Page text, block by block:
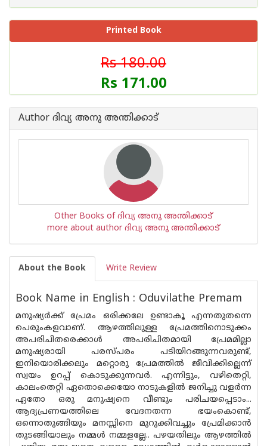
Printed Book
Rs 180.00
Rs 171.00
Author ദിവ്യ അനു അന്തിക്കാട്
Other Books of ദിവ്യ അനു അന്തിക്കാട്
more about author ദിവ്യ അനു അന്തിക്കാട്
About the Book Write Review
Book Name in English : Oduvilathe Premam
മനുഷ്യർക്ക് പ്രേമം ഒരിക്കലേ ഉണ്ടാകൂ എന്നതുതന്നെ
പെരുംകളവാണ്. ആഴത്തിലുള്ള പ്രേമത്തിനൊടുക്കം
അപരിചിതരെക്കാൾ അപരിചിതമായി പ്രേമമില്ലാ
മനുഷ്യരായി പരസ്പ‌രം പടിയിറങ്ങുന്നവരുണ്ട്,
ഇനിയൊരിക്കലും മറ്റൊരു പ്രേമത്തിൽ ജീവിക്കില്ലെന്ന്
സ്വയം ഉറപ്പ് കൊടുക്കുന്നവര്‍. എന്നിട്ടും, വഴിതെറ്റി,
കാലംതെറ്റി ഏതൊക്കെയോ നാടുകളിൽ ജനിച്ചു വളർന്ന
ഏതോ ഒരു മനുഷ്യനെ വീണ്ടും പരിചയപ്പെടാം...
ആദ്യപ്രണയത്തിലെ വേദനതന്ന ഭയംകൊണ്ട്,
ഒന്നൊതുങ്ങിയും മനസ്സിനെ മുറുക്കിവച്ചും പ്രേമിക്കാൻ
തുടങ്ങിയാലും നമ്മൾ നമ്മളല്ലേ.. പഴയതിലും ആഴത്തിൽ